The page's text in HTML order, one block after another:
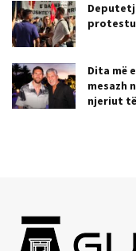
Dita më
mesazh
njeriut